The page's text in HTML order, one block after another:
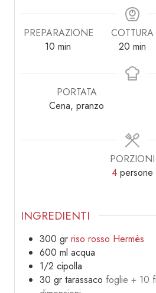
PREPARAZIONE
10 minuti
min
COTTURA
20 minuti
min
PORTATA
Cena, pranzo
PORZIONI
4 persone
INGREDIENTI
300 gr riso rosso Hermès
600 ml acqua
1/2 cipolla
30 gr tarassaco foglie + 10